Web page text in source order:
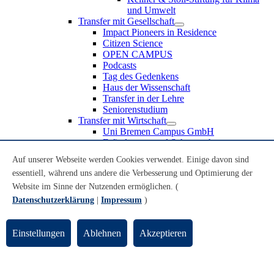
und Umwelt
Transfer mit Gesellschaft
Impact Pioneers in Residence
Citizen Science
OPEN CAMPUS
Podcasts
Tag des Gedenkens
Haus der Wissenschaft
Transfer in der Lehre
Seniorenstudium
Transfer mit Wirtschaft
Uni Bremen Campus GmbH
Erfindungen und Schutzrechte
Recruiting an der Universität Bremen
Weiterbildung an der Universität Bremen
Transfer mit Schule
Schülerinnen und Schüler
Schulklassen
Lehrkräfte
Gründungsunterstützung
Auf unserer Webseite werden Cookies verwendet. Einige davon sind
essentiell, während uns andere die Verbesserung und Optimierung der
Website im Sinne der Nutzenden ermöglichen. (
Datenschutzerklärung
Impressum )
Einstellungen Ablehnen Akzeptieren